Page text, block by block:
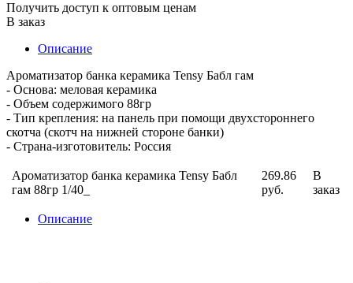
Получить доступ к оптовым ценам
В заказ
Описание
Ароматизатор банка керамика Tensy Бабл гам
- Основа: меловая керамика
- Объем содержимого 88гр
- Тип крепления: на панель при помощи двухстороннего
скотча (скотч на нижней стороне банки)
- Страна-изготовитель: Россия
Ароматизатор банка керамика Tensy Бабл
гам 88гр 1/40_
269.86
руб.
В
заказ
Описание